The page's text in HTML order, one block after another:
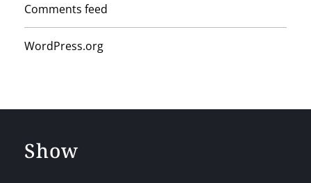
Comments feed
WordPress.org
Show